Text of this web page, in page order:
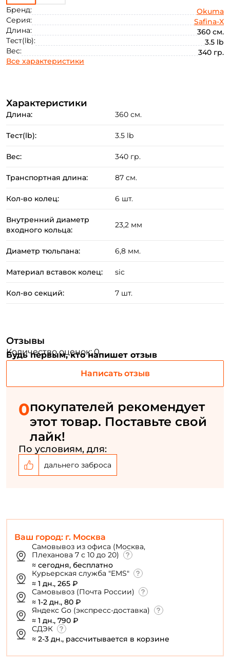
Бренд:
Okuma
Серия:
Safina-X
Длина:
360 см.
Тeст(lb):
3.5 lb
Вес:
340 гр.
Все характеристики
Ваш город: г. Москва
Самовывоз из офиса (Москва,
Плеханова 7 с 10 до 20)
≈ сегодня, бесплатно
Курьерская служба "EMS"
≈ 1 дн., 265 ₽
Самовывоз (Почта России)
≈ 1-2 дн., 80 ₽
Яндекс Go (экспресс-доставка)
≈ 1 дн., 790 ₽
СДЭК
≈ 2-3 дн., рассчитывается в корзине
Характеристики
Длина: 360 см.
Тeст(lb): 3.5 lb
Вес: 340 гр.
Транспортная длина: 87 см.
Кол-во колец: 6 шт.
Внутренний диаметр
входного кольца:
23,2 мм
Диаметр тюльпана: 6,8 мм.
Материал вставок колец: sic
Кол-во секций: 7 шт.
Отзывы
Количество оценок: 0
Будь первым, кто напишет отзыв
Написать отзыв
0покупателей рекомендует
этот товар. Поставьте свой
лайк!
По условиям, для:
дальнего заброса
Создать аккаунт
ФИО: *
Придумайте пароль: *
Повторите пароль: *
У меня уже есть аккаунт